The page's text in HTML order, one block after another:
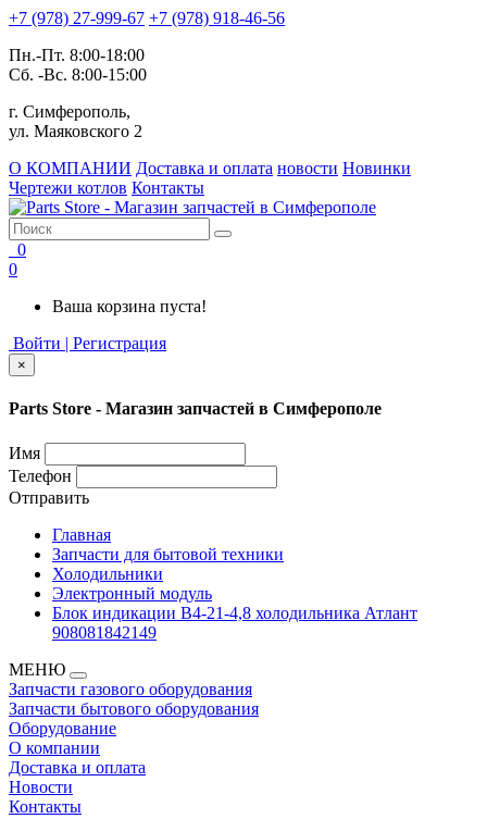
+7 (978) 27-999-67 +7 (978) 918-46-56
Пн.-Пт. 8:00-18:00
Сб. -Вс. 8:00-15:00
г. Симферополь,
ул. Маяковского 2
О КОМПАНИИ Доставка и оплата новости Новинки
Чертежи котлов Контакты
0
0
Ваша корзина пуста!
Войти | Регистрация
×
Parts Store - Магазин запчастей в Симферополе
Имя
Телефон
Отправить
Главная
Запчасти для бытовой техники
Холодильники
Электронный модуль
Блок индикации В4-21-4,8 холодильника Атлант
908081842149
МЕНЮ
Запчасти газового оборудования
Запчасти бытового оборудования
Оборудование
О компании
Доставка и оплата
Новости
Контакты